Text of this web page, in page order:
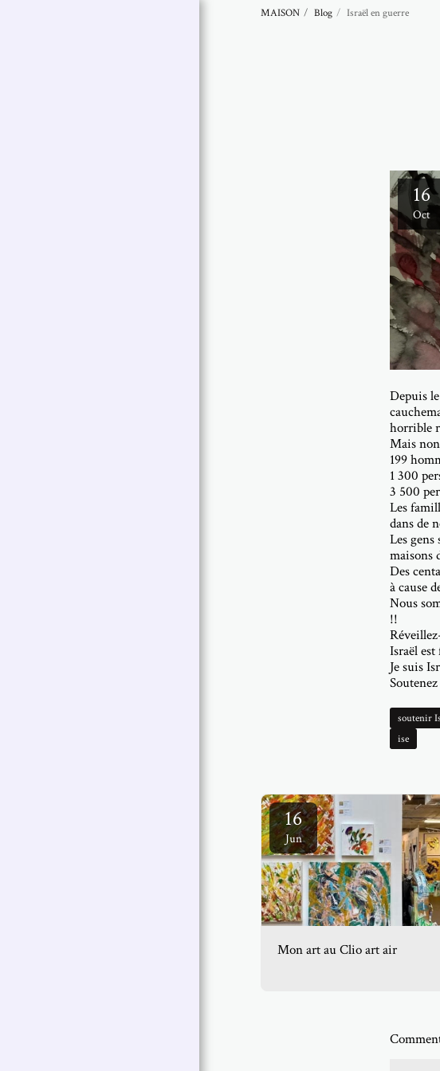
MAISON Blog Israël en guerre
16
Oct
Depuis
horrible
Mais
199
1 300
3 500
Les
dans de
Les
maisons
Des
à cause
Nous
!!
Israël
Je suis
soutenir
ise
16
Jun
Mon art au Clio art air